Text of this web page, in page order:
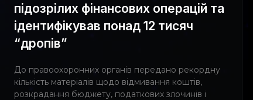
підозрілих фінансових операцій та
ідентифікував понад 12 тисяч
“дропів”
До правоохоронних органів передано рекордну
кількість матеріалів щодо відмивання коштів,
розкрадання бюджету, податкових злочинів і